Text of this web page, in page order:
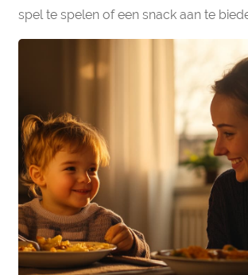
spel te spelen of een snack aan te